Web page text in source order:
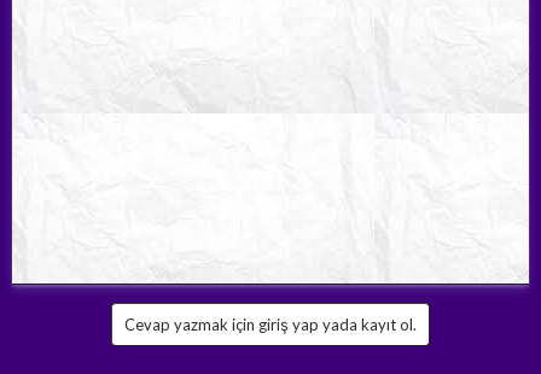
Cevap yazmak için giriş yap yada kayıt ol.